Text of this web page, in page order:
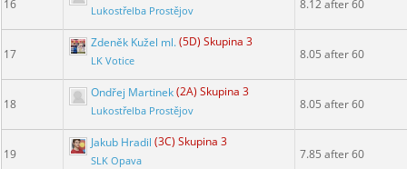
16 Lukostřelba Prostějov 8.12 after 60
17
Zdeněk Kužel ml.(5D) Skupina 3
LK Votice 8.05 after 60
18
Ondřej Martinek(2A) Skupina 3
Lukostřelba Prostějov 8.05 after 60
19
Jakub Hradil (3C) Skupina 3
SLK Opava 7.85 after 60